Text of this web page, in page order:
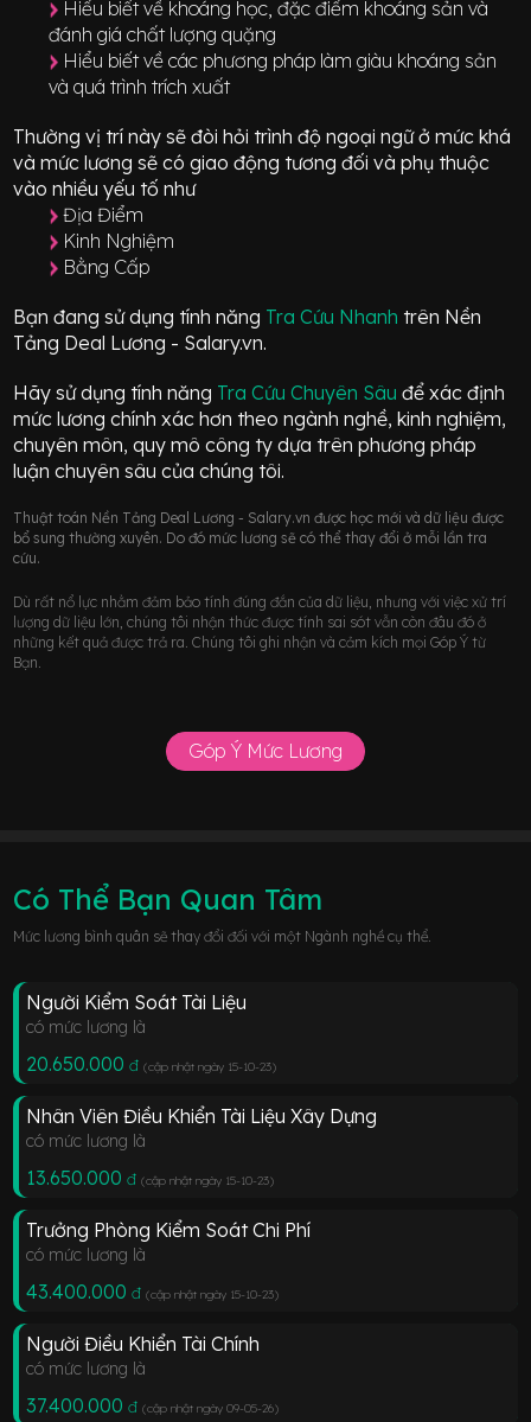
Hiểu biết về khoáng học, đặc điểm khoáng sản và
đánh giá chất lượng quặng
Hiểu biết về các phương pháp làm giàu khoáng sản
và quá trình trích xuất
Thường vị trí này sẽ đòi hỏi trình độ ngoại ngữ ở mứckhá
và mức lương sẽ có giao động tương đối và phụ thuộc
vào nhiều yếu tố như
Địa Điểm
Kinh Nghiệm
Bằng Cấp
Bạn đang sử dụng tính năng Tra Cứu Nhanh trên Nền
Tảng Deal Lương - Salary.vn.
Hãy sử dụng tính năng Tra Cứu Chuyên Sâuđể xác định
mức lương chính xác hơn theo ngành nghề, kinh nghiệm,
chuyên môn, quy mô công ty dựa trên phương pháp
luận chuyên sâu của chúng tôi.
Thuật toán Nền Tảng Deal Lương - Salary.vn được học mới và dữ liệu được
bổ sung thường xuyên. Do đó mức lương sẽ có thể thay đổi ở mỗi lần tra
cứu.
Dù rất nổ lực nhằm đảm bảo tính đúng đắn của dữ liệu, nhưng với việc xử trí
lượng dữ liệu lớn, chúng tôi nhận thức được tính sai sót vẫn còn đâu đó ở
những kết quả được trả ra. Chúng tôi ghi nhận và cảm kích mọi Góp Ý từ
Bạn.
Góp Ý Mức Lương
Có Thể Bạn Quan Tâm
Mức lương bình quân sẽ thay đổi đối với một Ngành nghề cụ thể.
Người Kiểm Soát Tài Liệu
có mức lương là
20.650.000 đ (cập nhật ngày 15-10-23)
Nhân Viên Điều Khiển Tài Liệu Xây Dựng
có mức lương là
13.650.000 đ (cập nhật ngày 15-10-23)
Trưởng Phòng Kiểm Soát Chi Phí
có mức lương là
43.400.000 đ (cập nhật ngày 15-10-23)
Người Điều Khiển Tài Chính
có mức lương là
37.400.000 đ (cập nhật ngày 09-05-26)